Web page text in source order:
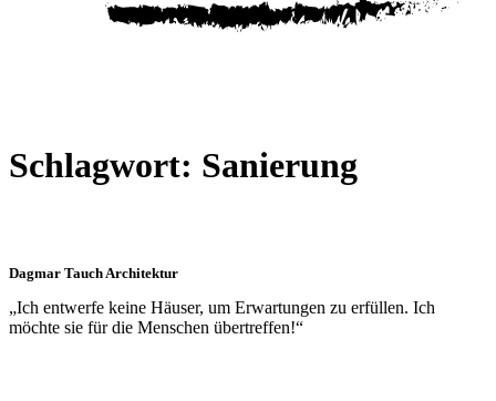
Schlagwort: Sanierung
Dagmar Tauch Architektur
„Ich entwerfe keine Häuser, um Erwartungen zu erfüllen. Ich
möchte sie für die Menschen übertreffen!“